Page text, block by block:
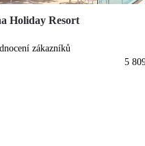
Holiday Resort
zákazníků
5